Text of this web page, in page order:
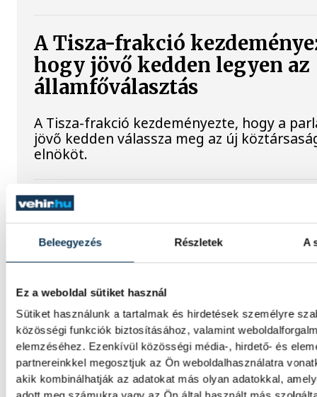
Beleegyezés Részletek A
Ez a weboldal sütiket használ
Sütiket használunk a tartalmak és hirdetések személyre
közösségi funkciók biztosításához, valamint
elemzéséhez. Ezenkívül közösségi média-, hirdető- és
partnereinkkel megosztjuk az Ön weboldalhasználatra
akik kombinálhatják az adatokat más olyan adatokkal,
A Tisza-frakció
hogy jövő kedden legyen az
államfőválasztás
A Tisza-frakció kezdeményezte, hogy a
jövő kedden válassza meg az új
elnököt.
Valami óriási csapódott a
ma reggel
Rendhagyó esemény zajlott le kedden
csapódott a SpaceX egyik Falcon–9
fokozata. A becsapódást a Földről szabad
nem lehetett látni, a szakemberek azonban
távcsövekkel figyelték az eseményt.